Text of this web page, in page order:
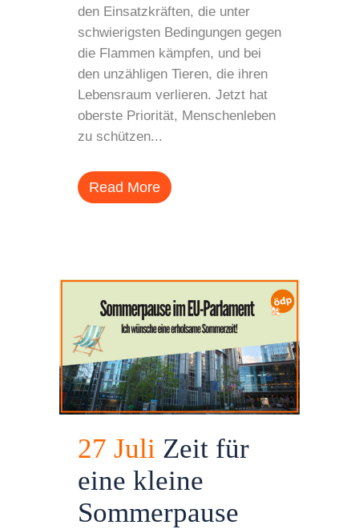
den Einsatzkräften, die unter
schwierigsten Bedingungen gegen
die Flammen kämpfen, und bei
den unzähligen Tieren, die ihren
Lebensraum verlieren. Jetzt hat
oberste Priorität, Menschenleben
zu schützen...
Read More
27 Juli Zeit für
eine kleine
Sommerpause